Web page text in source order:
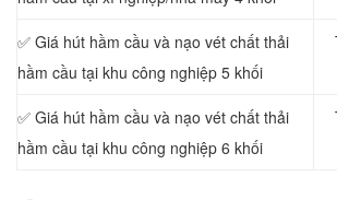
✅ Giá hút hầm cầu và nạo vét chất thải
hầm cầu tại khu công nghiệp 5 khối
✅ Giá hút hầm cầu và nạo vét chất thải
hầm cầu tại khu công nghiệp 6 khối